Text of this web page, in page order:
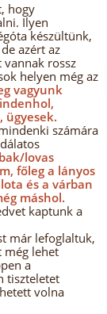
hogy
Ilyen
készültünk,
azért az
vannak rossz
helyen még az
vagyunk
ügyesek.
számára
lovas
főleg a lányos
és a várban
máshol.
kaptunk a
már lefoglaltuk,
még lehet
a
tiszteletet
volna